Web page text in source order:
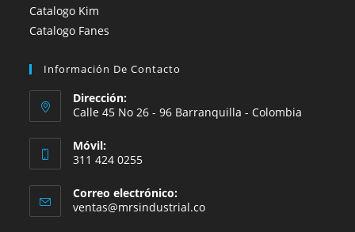
Catalogo Kim
Catalogo Fanes
Información De Contacto
Dirección:
Calle 45 No 26 - 96 Barranquilla - Colombia
Móvil:
311 424 0255
Correo electrónico:
ventas@mrsindustrial.coSe